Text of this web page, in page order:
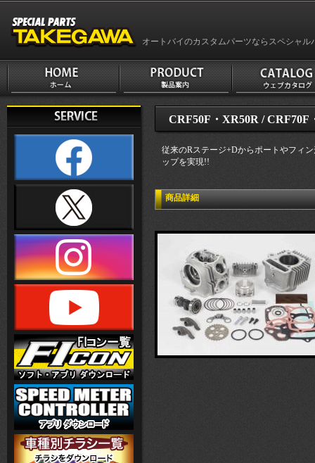
オートバイのカスタムパーツならスペシャル
CRF50F・XR50R / CRF70F
従来のRステージ+Dからポートやフィ
ップを実現!!
商品詳細